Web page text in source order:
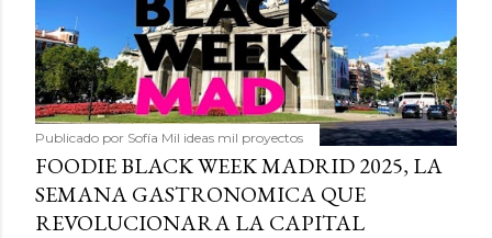
Publicado por Sofía Mil ideas mil proyectos
FOODIE BLACK WEEK MADRID 2025, LA
SEMANA GASTRONOMICA QUE
REVOLUCIONARA LA CAPITAL